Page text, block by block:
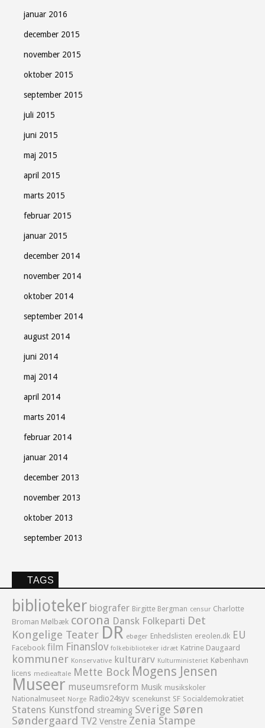
januar 2016
december 2015
november 2015
oktober 2015
september 2015
juli 2015
juni 2015
maj 2015
april 2015
marts 2015
februar 2015
januar 2015
december 2014
november 2014
oktober 2014
september 2014
august 2014
juni 2014
maj 2014
april 2014
marts 2014
februar 2014
januar 2014
december 2013
november 2013
oktober 2013
september 2013
TAGS
biblioteker biografer Birgitte Bergman censur Charlotte
Broman Mølbæk corona Dansk Folkeparti Det
Kongelige Teater DR ebøger Enhedslisten ereolen.dk EU
Facebook film Finanslov folkebiblioteker idræt Katrine Daugaard
kommuner Konservative kulturarv Kulturministeriet København
licens medieaftale Mette Bock Mogens Jensen
Museer museumsreform Musik musikskoler
Nationalmuseet Norge Radio24syv scenekunst SF Socialdemokratiet
Statens Kunstfond streaming Sverige Søren
Søndergaard TV2 Venstre Zenia Stampe